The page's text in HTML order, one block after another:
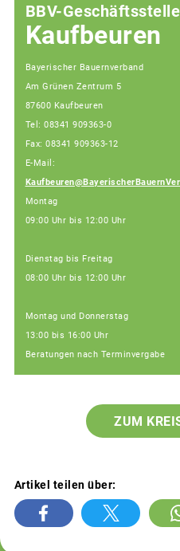
BBV-Geschäftsstelle
Kaufbeuren
Bayerischer Bauernverband
Am Grünen Zentrum 5
87600 Kaufbeuren
Tel: 08341 909363-0
Fax: 08341 909363-12
E-Mail:
Montag
09:00 Uhr bis 12:00 Uhr
Dienstag bis Freitag
08:00 Uhr bis 12:00 Uhr
Montag und Donnerstag
13:00 bis 16:00 Uhr
Beratungen nach Terminvergabe
ZUM
Artikel teilen über: